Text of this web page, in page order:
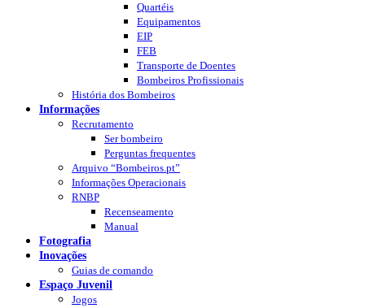
Quartéis
Equipamentos
EIP
FEB
Transporte de Doentes
Bombeiros Profissionais
História dos Bombeiros
Informações
Recrutamento
Ser bombeiro
Perguntas frequentes
Arquivo “Bombeiros.pt”
Informações Operacionais
RNBP
Recenseamento
Manual
Fotografia
Inovações
Guias de comando
Espaço Juvenil
Jogos